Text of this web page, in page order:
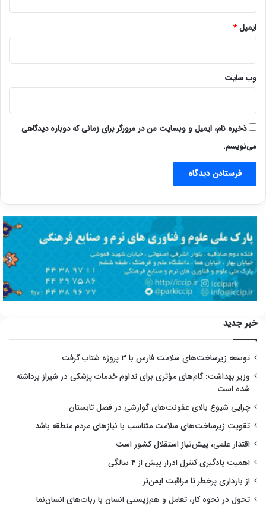
ایمیل*
وب‌ سایت
ذخیره نام، ایمیل و وبسایت من در مرورگر برای زمانی که دوباره دیدگاهی
می‌نویسم.
خبر جدید
توسعه زیرساخت‌های سلامت فارس با ۳ پروژه شتاب گرفت
وزیر بهداشت: گام‌های مؤثری برای تداوم خدمات پزشکی در شیراز برداشته
شده است
چرایی شیوع بالای عفونت‌های گوارشی در فصل تابستان
تقویت زیرساخت‌های سلامت متناسب با نیازهای مردم منطقه باشد
اقتدار علمی، پیش‌نیاز استقلال کشور است
اهمیت یادگیری کنترل ادرار پیش از ۴ سالگی
از بارداری پرخطر تا مراقبت ایمن‌تر
تحول در نحوه کار، تعامل و هم‌زیستی انسان با ربات‌های انسان‌نما